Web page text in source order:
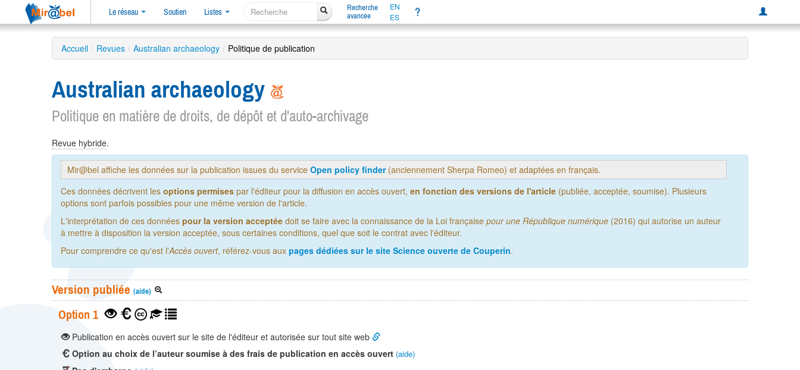
Le réseau Soutien Listes
Recherche
avancée
EN
ES
?
Accueil / Revues / Australian archaeology / Politique de publication
Australian archaeology
Politique en matière de droits, de dépôt et d'auto-archivage
Revue hybride.
Mir@bel affiche les données sur la publication issues du service Open policy finder(anciennement Sherpa Romeo) et adaptées en français.
Ces données décrivent les options permises par l'éditeur pour la diffusion en accès ouvert, en fonction des versions de l'article (publiée, acceptée, soumise). Plusieurs
options sont parfois possibles pour une même version de l'article.
L'interprétation de ces données pour la version acceptée doit se faire avec la connaissance de la Loi française pour une République numérique (2016) qui autorise un auteur
à mettre à disposition la version acceptée, sous certaines conditions, quel que soit le contrat avec l'éditeur.
Pour comprendre ce qu'est l'Accès ouvert, référez-vous aux pages dédiées sur le site Science ouverte de Couperin.
Version publiée (aide)
Option 1
Publication en accès ouvert sur le site de l'éditeur et autorisée sur tout site web
Option au choix de l’auteur soumise à des frais de publication en accès ouvert (aide)